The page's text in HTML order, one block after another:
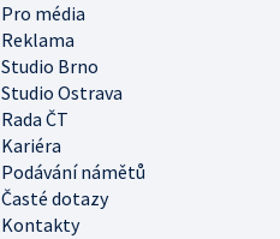
Pro média
Reklama
Studio Brno
Studio Ostrava
Rada ČT
Kariéra
Podávání námětů
Časté dotazy
Kontakty